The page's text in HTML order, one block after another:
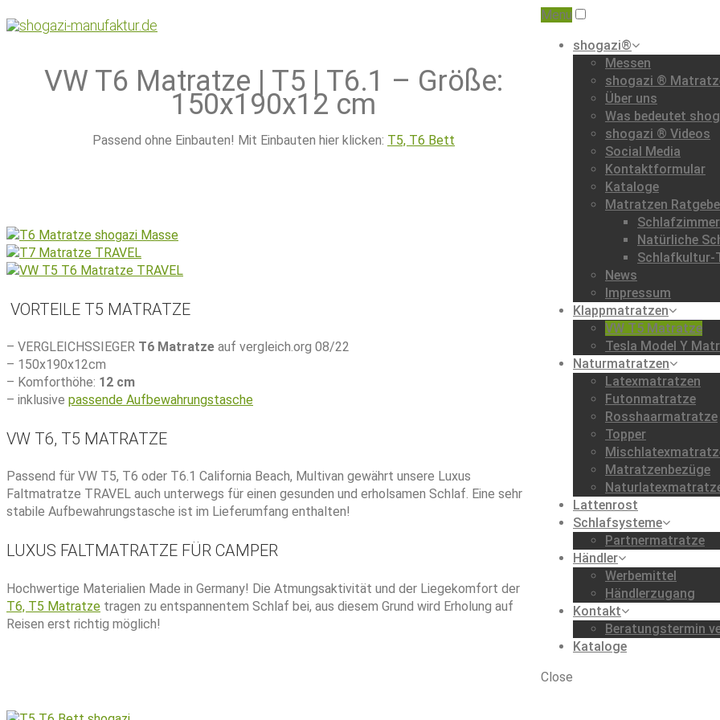
Menu
shogazi®
Messen
shogazi ®
Über uns
Was bedeutet
shogazi ® Videos
Social Media
Kontaktformular
Kataloge
Matratzen
Natürliche
Schlafkultur-
News
Impressum
Klappmatratzen
VW T5 Matratze
Tesla Model Y
Naturmatratzen
Latexmatratzen
Futonmatratze
Rosshaarmatratze
Topper
Matratzenbezüge
Lattenrost
Schlafsysteme
Partnermatratze
Händler
Werbemittel
Händlerzugang
Kontakt
Beratungstermin
Kataloge
Close
VW T6 Matratze | T5 | T6.1 – Größe:
150x190x12 cm
Passend ohne Einbauten! Mit Einbauten hier klicken: T5, T6 Bett
VORTEILE T5 MATRATZE
– VERGLEICHSSIEGER T6 Matratze auf vergleich.org 08/22
– 150x190x12cm
– Komforthöhe: 12 cm
– inklusive passende Aufbewahrungstasche
VW T6, T5 MATRATZE
Passend für VW T5, T6 oder T6.1 California Beach, Multivan gewährt unsere Luxus
Faltmatratze TRAVEL auch unterwegs für einen gesunden und erholsamen Schlaf. Eine sehr
stabile Aufbewahrungstasche ist im Lieferumfang enthalten!
LUXUS FALTMATRATZE FÜR CAMPER
Hochwertige Materialien Made in Germany! Die Atmungsaktivität und der Liegekomfort der
T6, T5 Matratze tragen zu entspannentem Schlaf bei, aus diesem Grund wird Erholung auf
Reisen erst richtig möglich!